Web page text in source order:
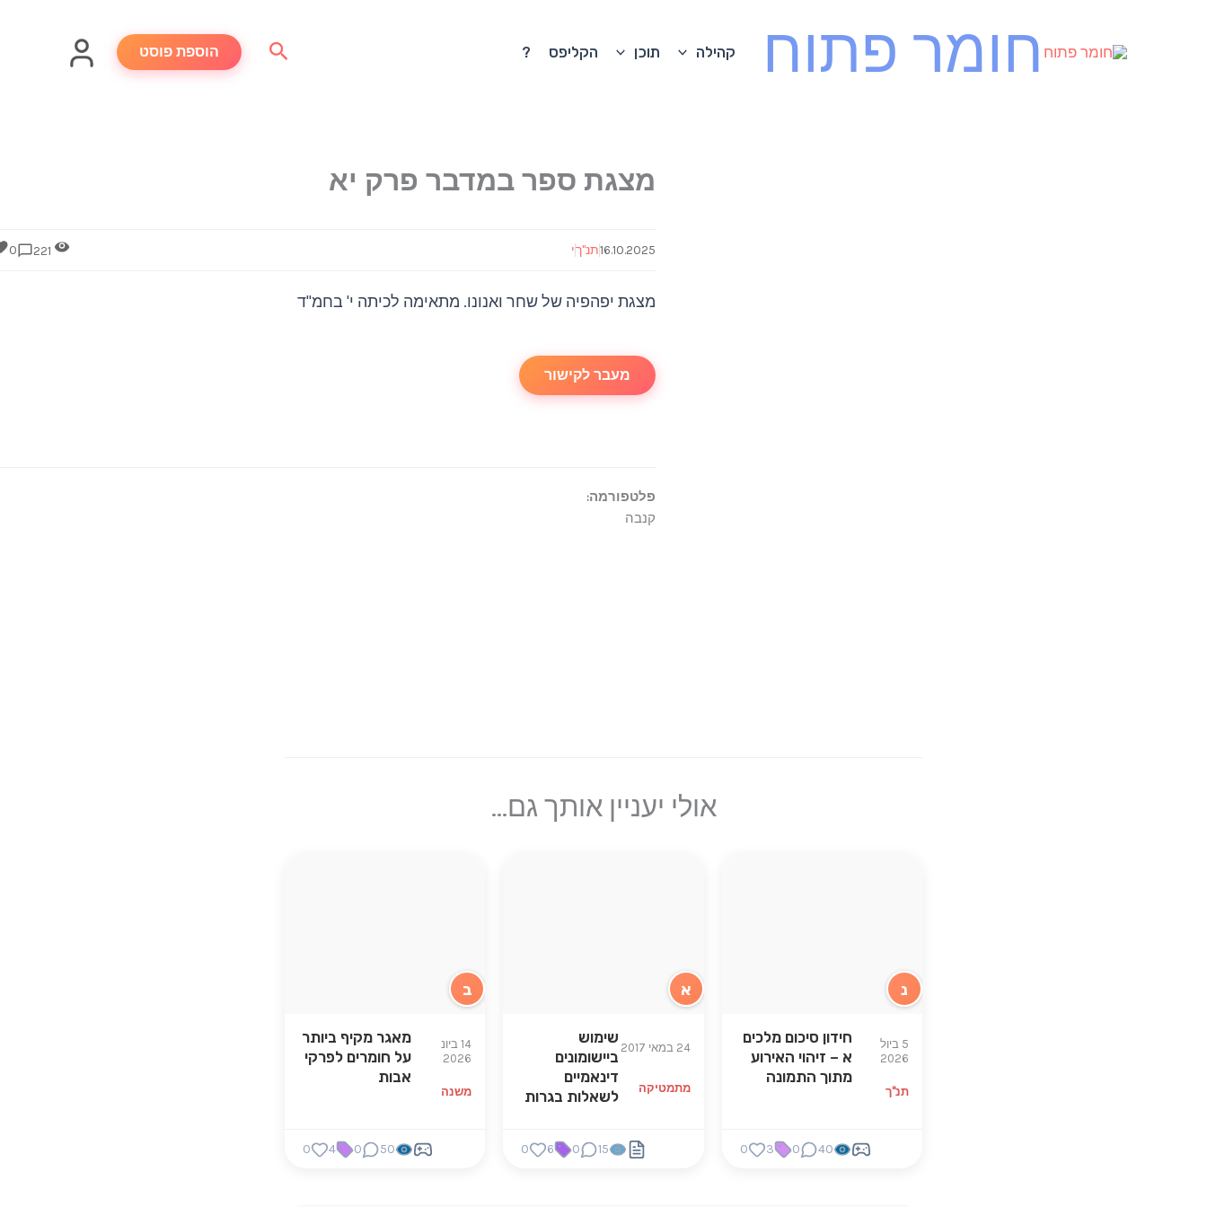
חומר פתוח קהילה תוכן הקליפס ? חיפוש הוספת פוסט
מצגת ספר במדבר פרק יא
16.10.2025תנ"ךי 0
מצגת יפהפיה של שחר ואנונו. מתאימה לכיתה י' בחמ"ד
מעבר לקישור
פלטפורמה:
קנבה
אולי יעניין אותך גם...
נ
5 ביול
2026
תנ"ך
חידון סיכום מלכים
א – זיהוי האירוע
מתוך התמונה
40
0
3
0
א
24 במאי 2017
מתמטיקה
שימוש
ביישומונים
דינאמיים
לשאלות בגרות
15
0
6
0
ב
14 ביונ
2026
משנה
מאגר מקיף ביותר
על חומרים לפרקי
אבות
50
0
4
0